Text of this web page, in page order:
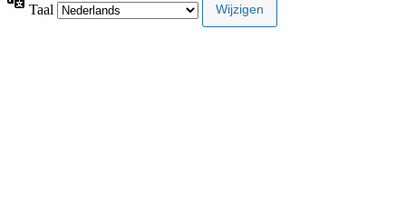
Taal